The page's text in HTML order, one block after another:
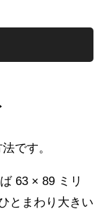
です。
63 × 89 ミリ
とまわり大きい